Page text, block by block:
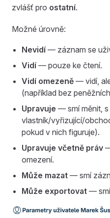
zvlášť pro ostatní.
Možné úrovně:
Nevidí — záznam se
Vidí — pouze ke čtení.
Vidí omezeně — vidí,
(například bez
Upravuje — smí měnit,
vlastník/vyřizující/
pokud v nich figuruje).
Upravuje včetně práv
omezení.
Může mazat — smí
Může exportovat —